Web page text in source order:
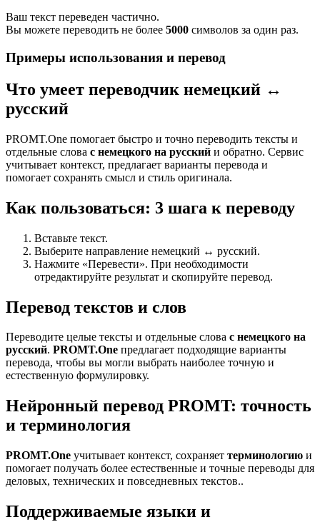
Ваш текст переведен частично.
Вы можете переводить не более 5000 символов за один раз.
Примеры использования и перевод
Что умеет переводчик немецкий ↔
русский
PROMT.One помогает быстро и точно переводить тексты и
отдельные слова с немецкого на русский и обратно. Сервис
учитывает контекст, предлагает варианты перевода и
помогает сохранять смысл и стиль оригинала.
Как пользоваться: 3 шага к переводу
Вставьте текст.
Выберите направление немецкий ↔ русский.
Нажмите «Перевести». При необходимости
отредактируйте результат и скопируйте перевод.
Перевод текстов и слов
Переводите целые тексты и отдельные слова с немецкого на
русский. PROMT.One предлагает подходящие варианты
перевода, чтобы вы могли выбрать наиболее точную и
естественную формулировку.
Нейронный перевод PROMT: точность
и терминология
PROMT.One учитывает контекст, сохраняет терминологию и
помогает получать более естественные и точные переводы для
деловых, технических и повседневных текстов..
Поддерживаемые языки и